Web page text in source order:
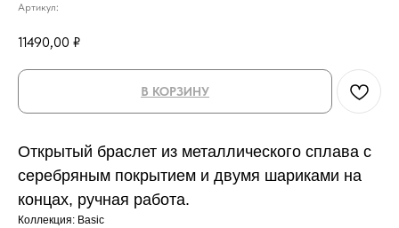
Артикул:
11490,00 ₽
В КОРЗИНУ
Открытый браслет из металлического сплава с
серебряным покрытием и двумя шариками на
концах, ручная работа.
Коллекция: Basic